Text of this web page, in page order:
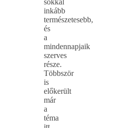
inkább
természetesebb,
és
a
mindennapjaik
szerves
része.
Többször
is
előkerült
már
a
téma